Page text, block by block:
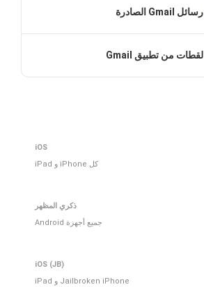
رسائل Gmail الصادرة
لقطات من تطبيق Gmail
iOS
كل iPhone و iPad
ذكري المظهر
جميع أجهزة Android
iOS (JB)
Jailbroken iPhone و iPad